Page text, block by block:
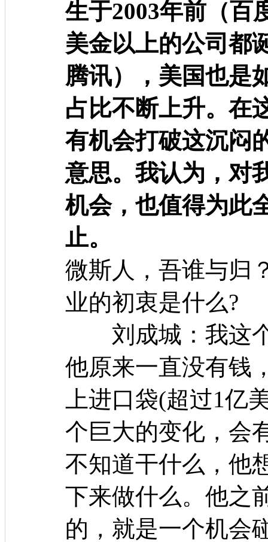
生于2003年前（百
美金以上的公司都
腾讯），美国也是
占比不断上升。在
有机会打破这沉闷
意思。我认为，对
机会，也值得为此
止。
微斯人，吾谁与
业的初衷是什么?
刘成城：我这个
他原来一直没有钱
上进口袋(超过1亿
个巨大的变化，会
不知道干什么，他
下来做什么。他之
的，就是一个机会